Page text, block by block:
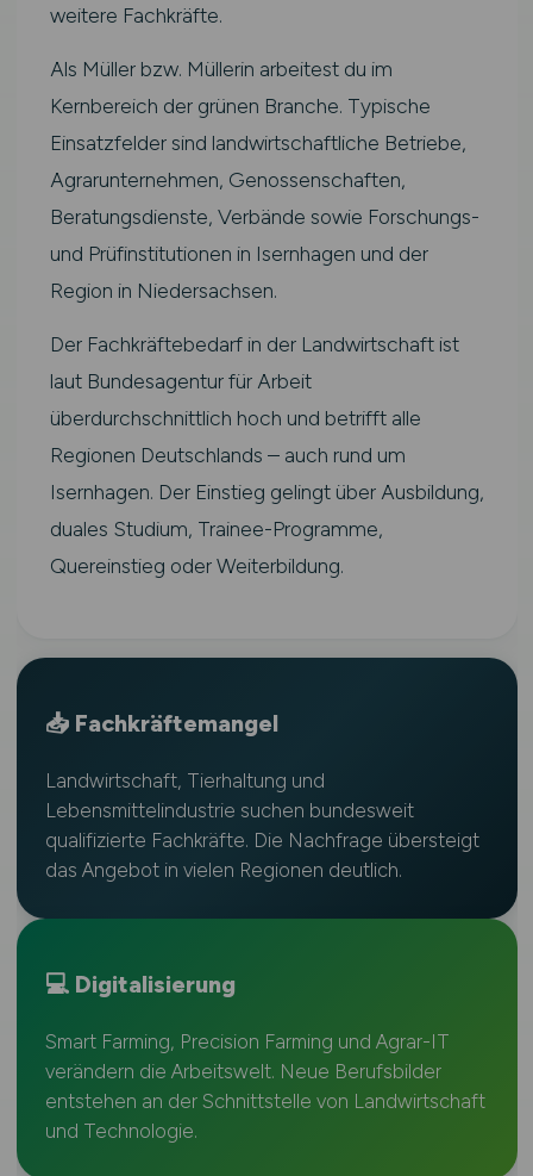
weitere Fachkräfte.
Als Müller bzw. Müllerin arbeitest du im
Kernbereich der grünen Branche. Typische
Einsatzfelder sind landwirtschaftliche Betriebe,
Agrarunternehmen, Genossenschaften,
Beratungsdienste, Verbände sowie Forschungs-
und Prüfinstitutionen in Isernhagen und der
Region in Niedersachsen.
Der Fachkräftebedarf in der Landwirtschaft ist
laut Bundesagentur für Arbeit
überdurchschnittlich hoch und betrifft alle
Regionen Deutschlands – auch rund um
Isernhagen. Der Einstieg gelingt über Ausbildung,
duales Studium, Trainee-Programme,
Quereinstieg oder Weiterbildung.
📥 Fachkräftemangel
Landwirtschaft, Tierhaltung und
Lebensmittelindustrie suchen bundesweit
qualifizierte Fachkräfte. Die Nachfrage übersteigt
das Angebot in vielen Regionen deutlich.
💻 Digitalisierung
Smart Farming, Precision Farming und Agrar-IT
verändern die Arbeitswelt. Neue Berufsbilder
entstehen an der Schnittstelle von Landwirtschaft
und Technologie.